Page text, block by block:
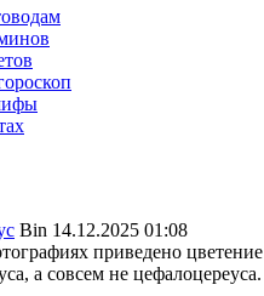
Bin 14.12.2025 01:08
приведено цветение
а совсем не цефалоцереуса.